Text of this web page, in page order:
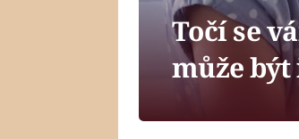
Točí se
může být